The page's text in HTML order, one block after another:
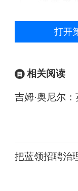
延至燃料价
种上涨趋势
本周路透社
党支持率
重返白宫
加剧，对特
中期选举
打开
相关阅读
吉姆·奥尼尔
把蓝领招聘治